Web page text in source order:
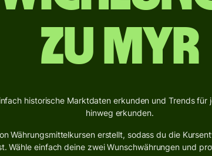
zu MYR
historische Marktdaten erkunden und Trends
hinweg erkunden.
Währungsmittelkursen erstellt, sodass du die
Wähle einfach deine zwei Wunschwährungen und